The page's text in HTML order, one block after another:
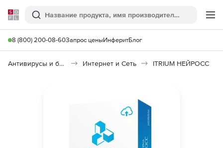
Softline
Поиск
8 (800) 200-08-60Запрос ценыИнферитБлог
Антивирусы и безопасность Интернет и Сеть ITRIUM НЕЙРОСС